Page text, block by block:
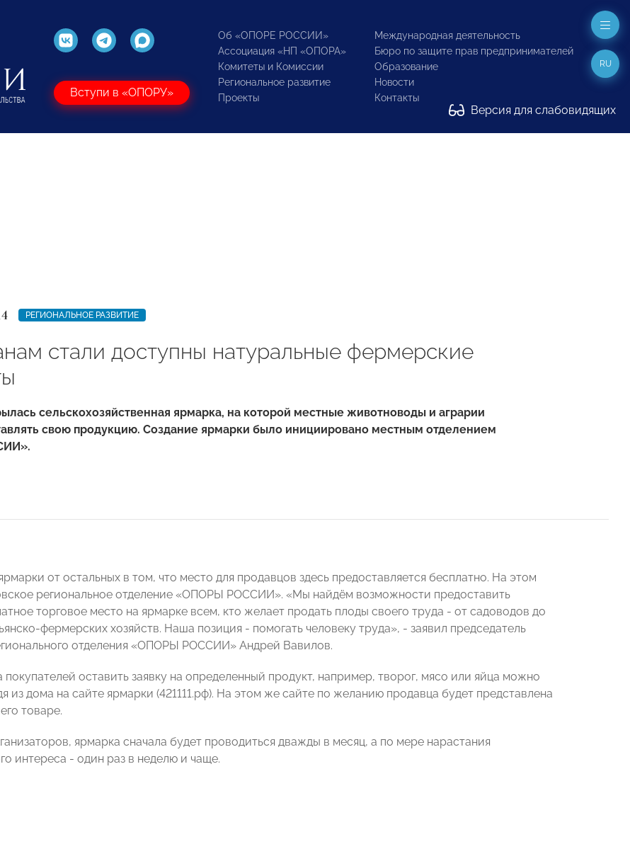
Вступи в «ОПОРУ»
Об «ОПОРЕ РОССИИ»
Ассоциация «НП «ОПОРА»
Комитеты и Комиссии
Региональное развитие
Проекты
Международная деятельность
Бюро по защите прав предпринимателей
Образование
Новости
Контакты
Версия для слабовидящих
RU
РЕГИОНАЛЬНОЕ РАЗВИТИЕ
стали доступны натуральные фермерские
сельскохозяйственная ярмарка, на которой местные животноводы и аграрии
свою продукцию. Создание ярмарки было инициировано местным отделением
от остальных в том, что место для продавцов здесь предоставляется бесплатно. На этом
региональное отделение «ОПОРЫ РОССИИ». «Мы найдём возможности предоставить
торговое место на ярмарке всем, кто желает продать плоды своего труда - от садоводов до
фермерских хозяйств. Наша позиция - помогать человеку труда», - заявил председатель
отделения «ОПОРЫ РОССИИ» Андрей Вавилов.
покупателей оставить заявку на определенный продукт, например, творог, мясо или яйца можно
из дома на сайте ярмарки (421111.рф). На этом же сайте по желанию продавца будет представлена
товаре.
ярмарка сначала будет проводиться дважды в месяц, а по мере нарастания
интереса - один раз в неделю и чаще.